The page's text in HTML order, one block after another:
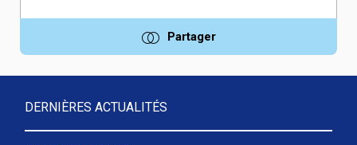
Partager
DERNIÈRES ACTUALITÉS